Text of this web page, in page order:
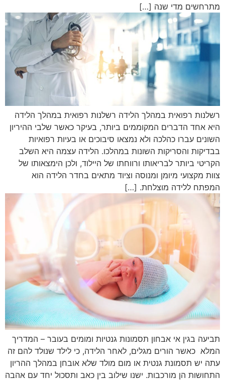
מתרחשים מדי שנה […]
רשלנות רפואית במהלך הלידה רשלנות רפואית במהלך הלידה
היא אחד הדברים המקוממים ביותר, בעיקר כאשר שלבי ההיריון
השונים עברו כהלכה ולא נמצאו סיבוכים או בעיות רפואיות
בבדיקות והסריקות השונות במהלכו. הלידה עצמה היא השלב
הקריטי ביותר לבריאותו ורווחתו של היילוד, ולכן הימצאותו של
צוות מקצועי מיומן ומנוסה וציוד מתאים בחדר הלידה הוא
המפתח ללידה מוצלחת. […]
תביעה בגין אי אבחון תסמונות גנטיות ומומים בעובר – המדריך
המלא כאשר הורים מגלים, לאחר הלידה, כי לילד שנולד להם זה
עתה יש תסמונת גנטית או מום מולד שלא אובחן במהלך ההריון
התחושות הן מורכבות. ישנו שילוב בין כאב ותסכול יחד עם אהבה